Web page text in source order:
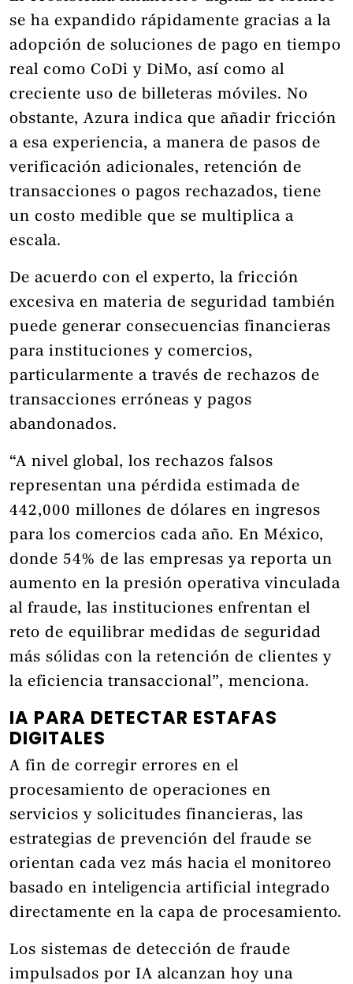
se ha expandido rápidamente gracias a la
adopción de soluciones de pago en tiempo
real como CoDi y DiMo, así como al
creciente uso de billeteras móviles. No
obstante, Azura indica que añadir fricción
a esa experiencia, a manera de pasos de
verificación adicionales, retención de
transacciones o pagos rechazados, tiene
un costo medible que se multiplica a
escala.
De acuerdo con el experto, la fricción
excesiva en materia de seguridad también
puede generar consecuencias financieras
para instituciones y comercios,
particularmente a través de rechazos de
transacciones erróneas y pagos
abandonados.
“A nivel global, los rechazos falsos
representan una pérdida estimada de
442,000 millones de dólares en ingresos
para los comercios cada año. En México,
donde 54% de las empresas ya reporta un
aumento en la presión operativa vinculada
al fraude, las instituciones enfrentan el
reto de equilibrar medidas de seguridad
más sólidas con la retención de clientes y
la eficiencia transaccional”, menciona.
IA PARA DETECTAR ESTAFAS
DIGITALES
A fin de corregir errores en el
procesamiento de operaciones en
servicios y solicitudes financieras, las
estrategias de prevención del fraude se
orientan cada vez más hacia el monitoreo
basado en inteligencia artificial integrado
directamente en la capa de procesamiento.
Los sistemas de detección de fraude
impulsados por IA alcanzan hoy una